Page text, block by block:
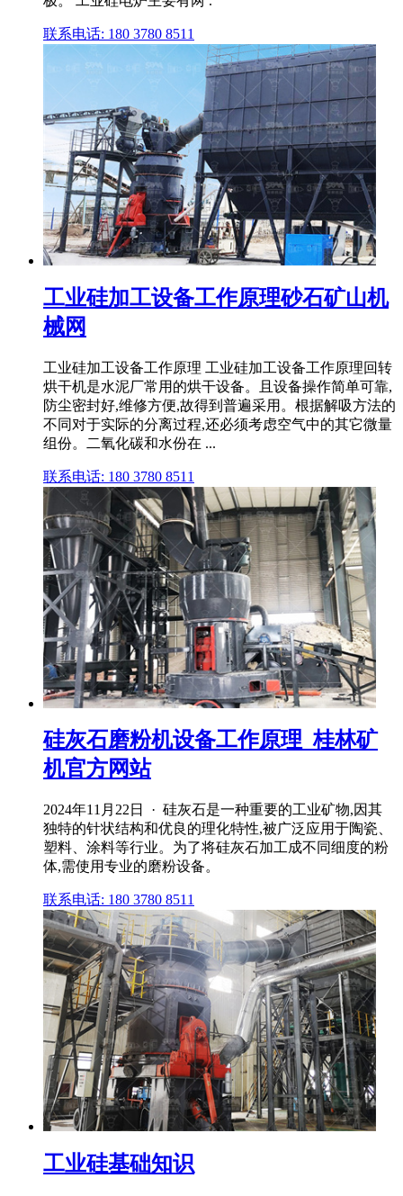
联系电话: 180 3780 8511
工业硅加工设备工作原理砂石矿山机
械网
工业硅加工设备工作原理 工业硅加工设备工作原理回转
烘干机是水泥厂常用的烘干设备。且设备操作简单可靠,
防尘密封好,维修方便,故得到普遍采用。根据解吸方法的
不同对于实际的分离过程,还必须考虑空气中的其它微量
组份。二氧化碳和水份在 ...
联系电话: 180 3780 8511
硅灰石磨粉机设备工作原理_桂林矿
机官方网站
2024年11月22日 · 硅灰石是一种重要的工业矿物,因其
独特的针状结构和优良的理化特性,被广泛应用于陶瓷、
塑料、涂料等行业。为了将硅灰石加工成不同细度的粉
体,需使用专业的磨粉设备。
联系电话: 180 3780 8511
工业硅基础知识